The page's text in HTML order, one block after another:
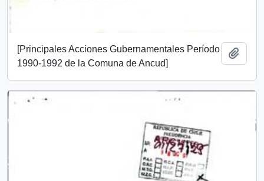
[Principales Acciones Gubernamentales Período
1990-1992 de la Comuna de Ancud]